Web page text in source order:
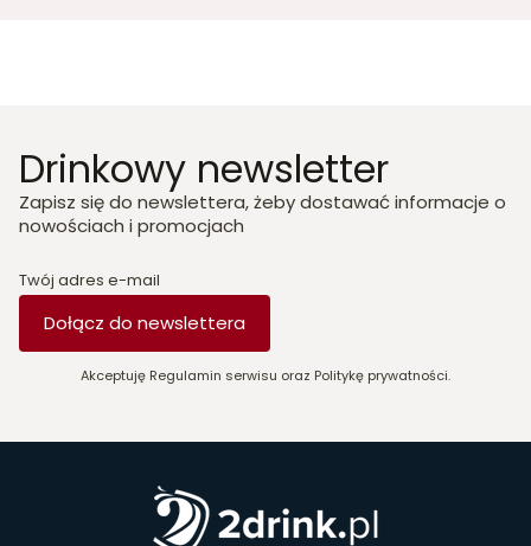
Drinkowy newsletter
Zapisz się do newslettera, żeby dostawać informacje o
nowościach i promocjach
Twój adres e-mail
Dołącz do newslettera
Akceptuję Regulamin serwisu oraz Politykę prywatności.